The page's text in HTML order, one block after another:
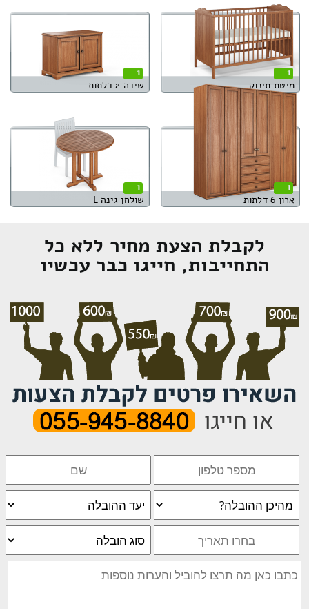
1
מיטת תינוק
1
שידה 2 דלתות
1
ארון 6 דלתות
1
שולחן גינה L
לקבלת הצעת מחיר ללא כל
התחייבות, חייגו כבר עכשיו